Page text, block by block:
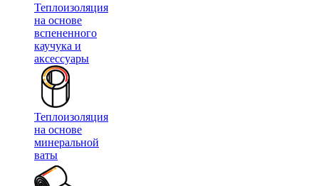
Теплоизоляция
на основе
вспененного
каучука и
аксессуары
Теплоизоляция
на основе
минеральной
ваты